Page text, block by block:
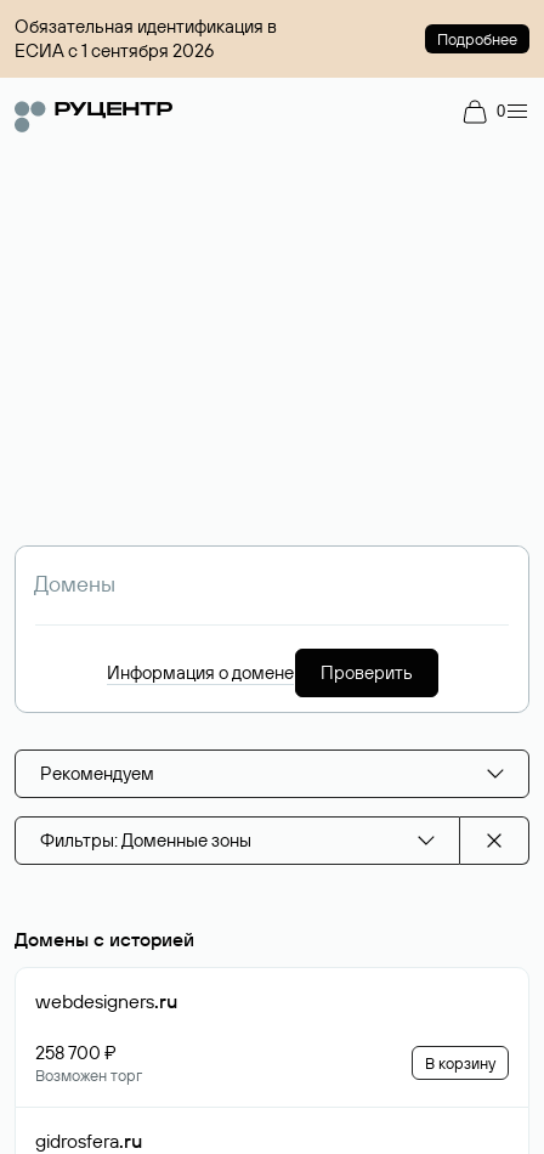
Обязательная идентификация в
ЕСИА с 1 сентября 2026
Подробнее
0
Информация о домене Проверить
Рекомендуем
Фильтры: Доменные зоны
Домены с историей
webdesigners.ru
258 700 ₽
Возможен торг
В корзину
gidrosfera.ru